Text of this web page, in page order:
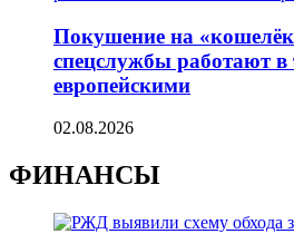
Покушение на
спецслужбы работают в
европейскими
02.08.2026
ФИНАНСЫ